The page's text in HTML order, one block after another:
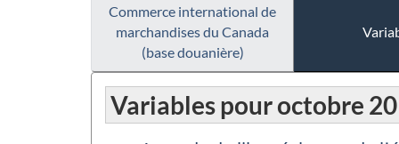
Commerce international de
marchandises du Canada
(base douanière)
Variables pour octobre